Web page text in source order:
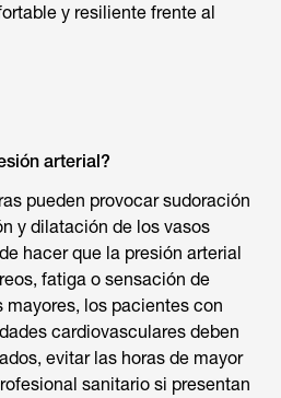
y resiliente frente al
arterial?
pueden provocar sudoración
y dilatación de los vasos
hacer que la presión arterial
fatiga o sensación de
mayores, los pacientes con
cardiovasculares deben
evitar las horas de mayor
sanitario si presentan